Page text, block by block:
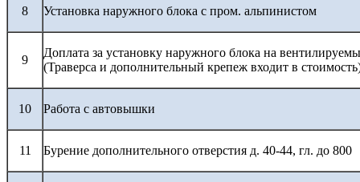
8 Установка наружного блока с пром. альпинистом
9
Доплата за установку наружного блока на
(Траверса и дополнительный крепеж входит в
10 Работа с автовышки
11 Бурение дополнительного отверстия д. 40-44, гл. до 800